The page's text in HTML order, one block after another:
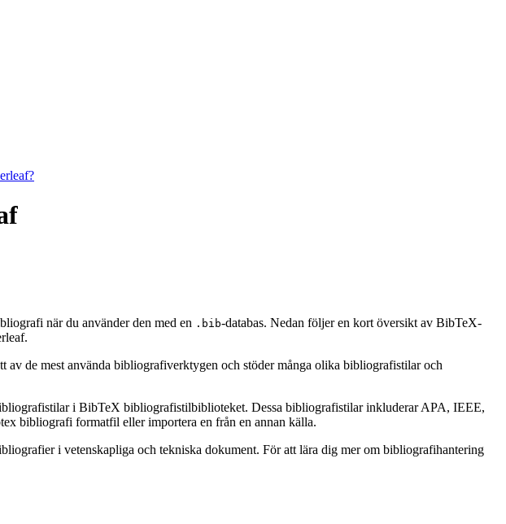
när du använder den med en .bib-databas. Nedan följer en kort översikt av BibTeX-
de mest använda bibliografiverktygen och stöder många olika bibliografistilar och
i BibTeX bibliografistilbiblioteket. Dessa bibliografistilar inkluderar APA, IEEE,
bibliografi formatfil eller importera en från en annan källa.
i vetenskapliga och tekniska dokument. För att lära dig mer om bibliografihantering